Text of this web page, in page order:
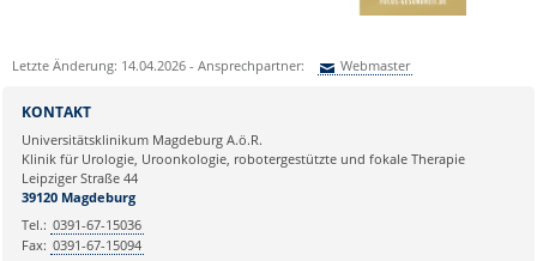
Letzte Änderung: 14.04.2026 - Ansprechpartner: Webmaster
Ihre E-Mailadresse:
Ihr Anliegen:
KONTAKT
Universitätsklinikum Magdeburg A.ö.R.
Klinik für Urologie, Uroonkologie, robotergestützte und fokale Therapie
Leipziger Straße 44
39120 Magdeburg
Tel.: 0391-67-15036
Fax: 0391-67-15094